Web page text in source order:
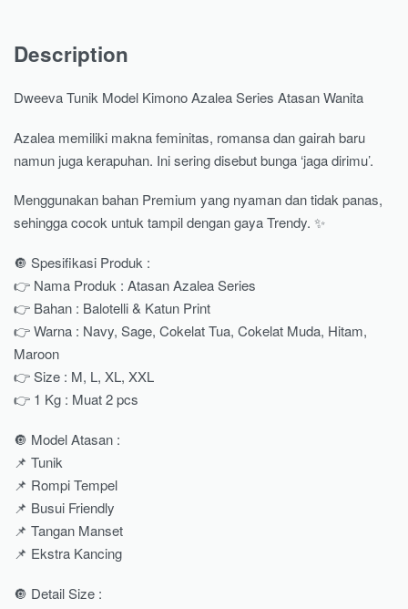
Description
Dweeva Tunik Model Kimono Azalea Series Atasan Wanita
Azalea memiliki makna feminitas, romansa dan gairah baru
namun juga kerapuhan. Ini sering disebut bunga ‘jaga dirimu’.
Menggunakan bahan Premium yang nyaman dan tidak panas,
sehingga cocok untuk tampil dengan gaya Trendy. ✨
🔘 Spesifikasi Produk :
👉 Nama Produk : Atasan Azalea Series
👉 Bahan : Balotelli & Katun Print
👉 Warna : Navy, Sage, Cokelat Tua, Cokelat Muda, Hitam,
Maroon
👉 Size : M, L, XL, XXL
👉 1 Kg : Muat 2 pcs
🔘 Model Atasan :
📌 Tunik
📌 Rompi Tempel
📌 Busui Friendly
📌 Tangan Manset
📌 Ekstra Kancing
🔘 Detail Size :